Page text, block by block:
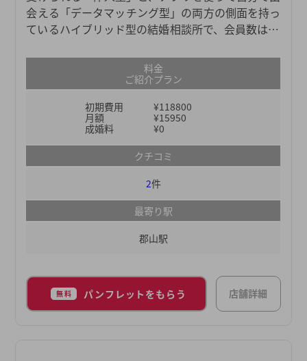
会える「データマッチング型」の両方の側面を持っ
ているハイブリッド型の結婚相談所で、会員数は11
婚相談所のなかでも料金体系がリーズナブルで、日
本全国に51店舗もあるため、どこの地域にお住まい
理も徹底しているので、安全面を優先したい方にも
おすすめです。多くの会員のなかから、自分に合っ
た結婚相手を探してみてください。
料金
ご紹介プラン
初期費用
¥118800
月額
¥15950
成婚料
¥0
クチコミ
2件
最寄り駅
郡山駅
無料 パンフレットをもらう 店舗詳細